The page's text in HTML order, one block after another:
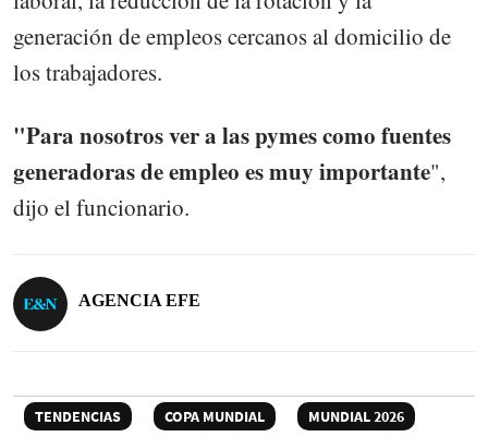
generación de empleos cercanos al domicilio de
los trabajadores.
"Para nosotros ver a las pymes como fuentes
generadoras de empleo es muy importante",
dijo el funcionario.
AGENCIA EFE
TENDENCIAS COPA MUNDIAL
MUNDIAL 2026